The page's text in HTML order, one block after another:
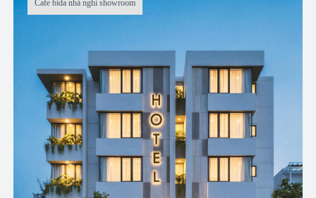
Cafe bida nhà nghỉ showroom